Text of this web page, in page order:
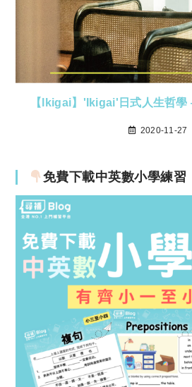
【lkigai】'Ikigai'日式人生哲
2020-11-27
免費下載中英數小學練習